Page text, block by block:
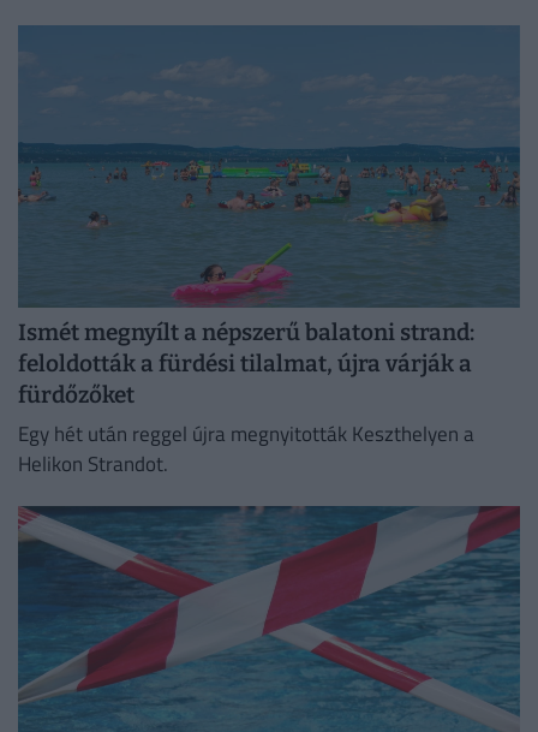
Ismét megnyílt a népszerű balatoni strand:
feloldották a fürdési tilalmat, újra várják a
fürdőzőket
Egy hét után reggel újra megnyitották Keszthelyen a
Helikon Strandot.